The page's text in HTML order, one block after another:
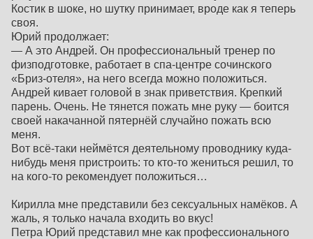
Костик в шоке, но шутку принимает, вроде как я теперь
своя.
Юрий продолжает:
— А это Андрей. Он профессиональный тренер по
физподготовке, работает в спа-центре сочинского
«Бриз-отеля», на него всегда можно положиться.
Андрей кивает головой в знак приветствия. Крепкий
парень. Очень. Не тянется пожать мне руку — боится
своей накачанной пятернёй случайно пожать всю
меня.
Вот всё-таки неймётся деятельному проводнику куда-
нибудь меня пристроить: то кто-то жениться решил, то
на кого-то рекомендует положиться…
Кирилла мне представили без сексуальных намёков. А
жаль, я только начала входить во вкус!
Петра Юрий представил мне как профессионального